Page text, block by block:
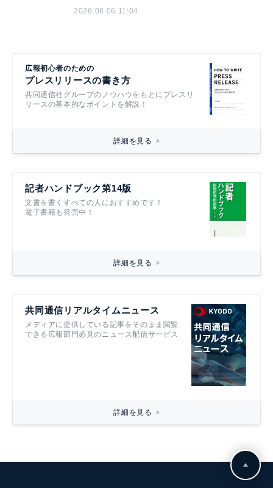
2026.08.06 11:04
広報初心者のための
プレスリリースの書き方
共同通信社グループのノウハウをもとにプレスリ
リースの基本的なポイントを解説！
詳細を見る
記者ハンドブック第14版
文書を書くすべての人におすすめです！
電子書籍も発売中！
詳細を見る
共同通信リアルタイムニュース
メディアに提供している記事をそのまま閲覧
できる広報部門必見のニュース配信サービス
詳細を見る